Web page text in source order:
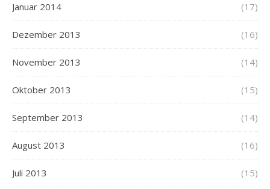
Januar 2014 (17)
Dezember 2013 (16)
November 2013 (14)
Oktober 2013 (15)
September 2013 (14)
August 2013 (16)
Juli 2013 (15)